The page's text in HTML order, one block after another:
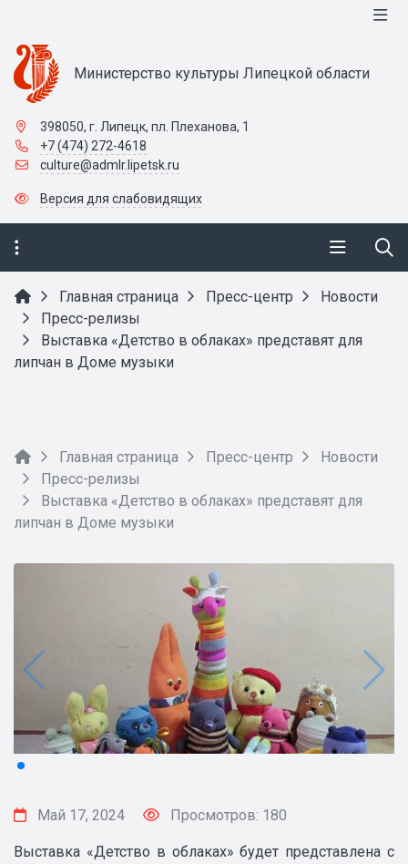
Министерство культуры Липецкой области
398050, г. Липецк, пл. Плеханова, 1
+7 (474) 272-4618
culture@admlr.lipetsk.ru
Версия для слабовидящих
Главная страница Пресс-центр
Новости
Пресс-релизы
Выставка «Детство в облаках» представят для
липчан в Доме музыки
Главная страница Пресс-центр
Новости
Пресс-релизы
Выставка «Детство в облаках» представят для
липчан в Доме музыки
Май 17, 2024 Просмотров: 180
Выставка «Детство в облаках» будет представлена с